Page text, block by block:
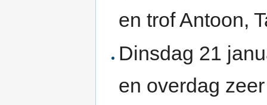
en trof Antoon,
Dinsdag 21
en overdag